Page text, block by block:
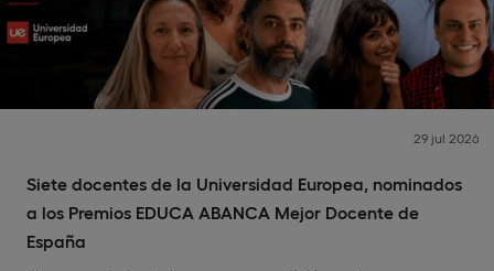
Siete docentes de la Universidad Europea, nominados
a los Premios EDUCA ABANCA Mejor Docente de
España
29 jul 2026